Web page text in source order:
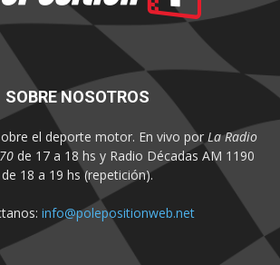
SOBRE NOSOTROS
el deporte motor. En vivo por La Radio
de 17 a 18 hs y Radio Décadas AM 1190
de 18 a 19 hs (repetición).
info@polepositionweb.net